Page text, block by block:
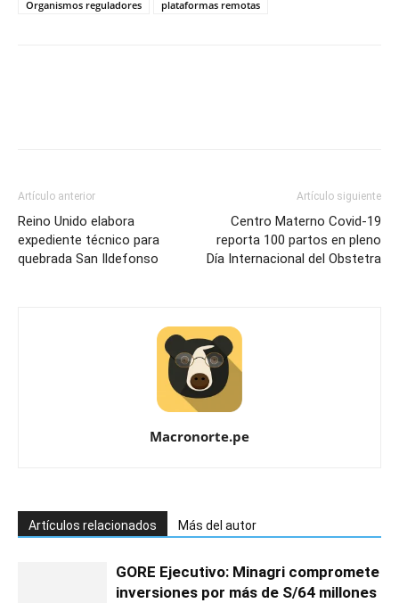
Organismos reguladores plataformas remotas
Artículo anterior
Reino Unido elabora
expediente técnico para
quebrada San Ildefonso
Artículo siguiente
Centro Materno Covid-19
reporta 100 partos en pleno
Día Internacional del Obstetra
Macronorte.pe
Artículos relacionados Más del autor
GORE Ejecutivo: Minagri compromete
inversiones por más de S/64 millones